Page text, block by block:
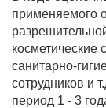
применяемого
косметические
санитарно-
сотрудников и
период 1 - 3